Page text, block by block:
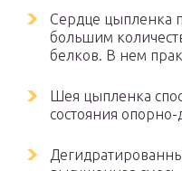
Сердце цыпленка
большим
белков. В нем
Шея цыпленка
состояния опорно-